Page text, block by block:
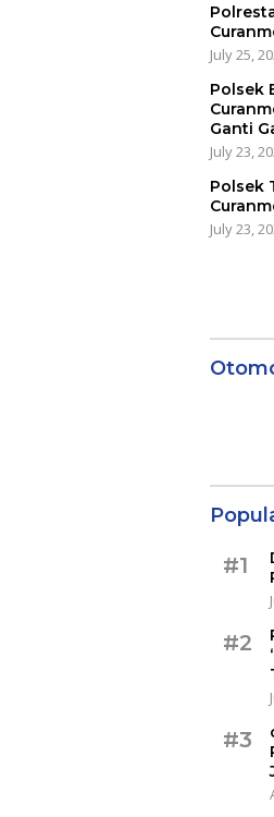
July 25,
Polsek
Ganti
July 23,
Polsek
July 23,
#1
#2
#3